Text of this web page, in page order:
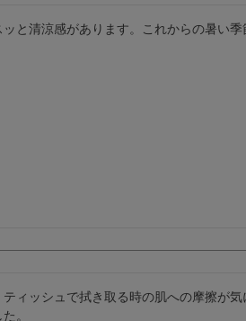
と清涼感があります。これからの暑い季
ィッシュで拭き取る時の肌への摩擦が気
。